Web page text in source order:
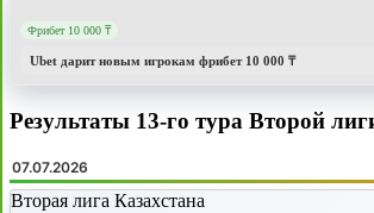
Фрибет 10 000 ₸
Ubet дарит новым игрокам фрибет 10 000 ₸
Результаты 13-го тура Второй
07.07.2026
Вторая лига Казахстана